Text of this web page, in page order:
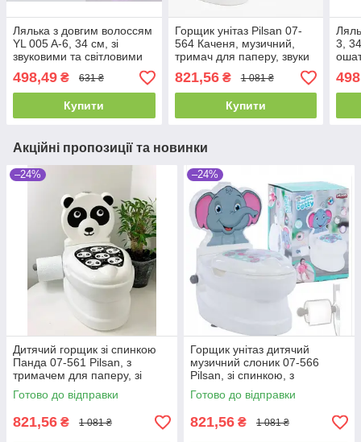
Лялька з довгим волоссям
YL 005 A-6, 34 см, зі
звуковими та світловими
ефектами та аксесуарами
498,49 ₴ 631 ₴
Купити
Горщик унітаз Pilsan 07-
564 Каченя, музичний,
тримач для паперу, звуки
води, підсвітка кнопки
821,56₴ 1 081 ₴
Купити
3,
Акційні пропозиції та новинки
–24%
Дитячий горщик зі спинкою
Панда 07-561 Pilsan, з
тримачем для паперу, зі
звуком води
Готово до відправки
821,56 ₴ 1 081 ₴
–24%
Горщик унітаз дитячий
музичний слоник 07-566
Pilsan, зі спинкою, з
тримачем для паперу, зі
звуком води
Готово до відправки
821,56 ₴ 1 081 ₴